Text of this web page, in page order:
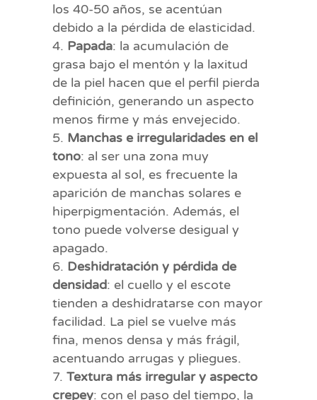
los 40-50 años, se acentúan
debido a la pérdida de elasticidad.
Papada: la acumulación de
grasa bajo el mentón y la laxitud
de la piel hacen que el perfil pierda
definición, generando un aspecto
menos firme y más envejecido.
Manchas e irregularidades en el
tono: al ser una zona muy
expuesta al sol, es frecuente la
aparición de manchas solares e
hiperpigmentación. Además, el
tono puede volverse desigual y
apagado.
Deshidratación y pérdida de
densidad: el cuello y el escote
tienden a deshidratarse con mayor
facilidad. La piel se vuelve más
fina, menos densa y más frágil,
acentuando arrugas y pliegues.
Textura más irregular y aspecto
crepey: con el paso del tiempo, la